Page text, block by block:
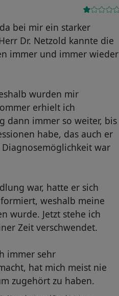
bei mir ein starker
Dr. Netzold kannte die
immer und immer wieder
wurden mir
erhielt ich
dann immer so weiter, bis
habe, das auch er
war
war, hatte er sich
weshalb meine
wurde. Jetzt stehe ich
Zeit verschwendet.
immer sehr
hat mich meist nie
zugehört zu haben.